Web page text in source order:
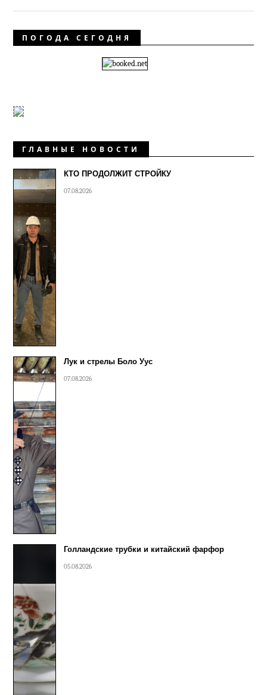
ПОГОДА СЕГОДНЯ
ГЛАВНЫЕ НОВОСТИ
КТО ПРОДОЛЖИТ СТРОЙКУ
07.08.2026
Лук и стрелы Боло Уус
07.08.2026
Голландские трубки и китайский фарфор
05.08.2026